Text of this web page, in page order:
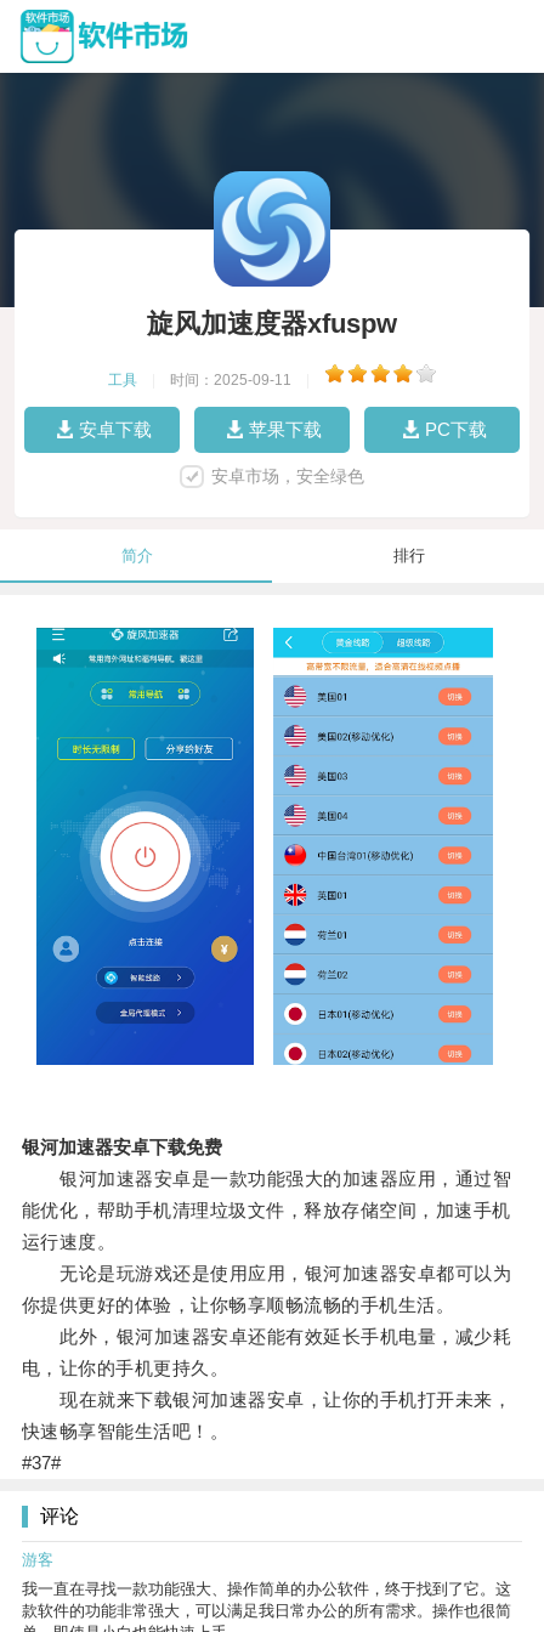
旋风加速度器xfuspw
工具 时间：2025-09-11
安卓下载 苹果下载 PC下载
安卓市场，安全绿色
简介 排行
银河加速器安卓下载免费
银河加速器安卓是一款功能强大的加速器应用，通过智
能优化，帮助手机清理垃圾文件，释放存储空间，加速手机
运行速度。
无论是玩游戏还是使用应用，银河加速器安卓都可以为
你提供更好的体验，让你畅享顺畅流畅的手机生活。
此外，银河加速器安卓还能有效延长手机电量，减少耗
电，让你的手机更持久。
现在就来下载银河加速器安卓，让你的手机打开未来，
快速畅享智能生活吧！。
#37#
评论
游客
我一直在寻找一款功能强大、操作简单的办公软件，终于找到了它。这
款软件的功能非常强大，可以满足我日常办公的所有需求。操作也很简